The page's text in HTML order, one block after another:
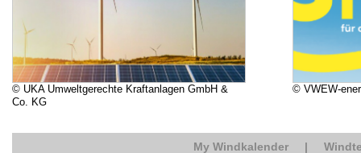
© UKA Umweltgerechte Kraftanlagen GmbH &
Co. KG
© VWEW-
My Windkalender |